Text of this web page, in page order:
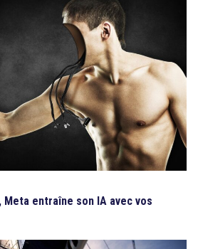
Meta entraîne son IA avec vos